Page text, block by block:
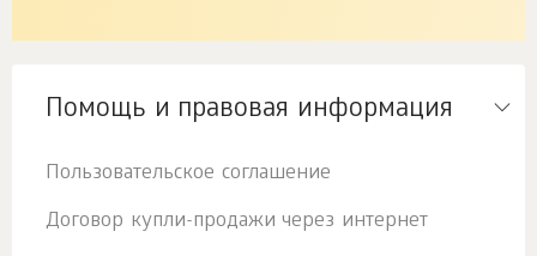
Помощь и правовая информация
Пользовательское соглашение
Договор купли-продажи через интернет